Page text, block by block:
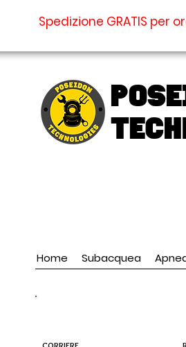
Spedizione GRATIS per
Home Subacquea